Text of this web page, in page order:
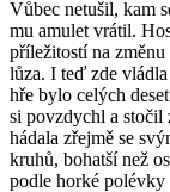
Vůbec netušil, kam
mu amulet vrátil.
příležitostí na změnu
lůza. I teď zde vládla
hře bylo celých
si povzdychl a stočil
hádala zřejmě se
kruhů, bohatší než
podle horké polévky